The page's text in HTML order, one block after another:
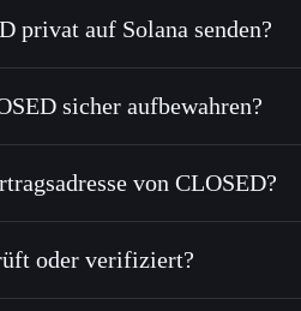
CLOSED gegen SOL, USDC
nutzen – Schritt für Schritt
CLOSED, ohne Wallets
privat auf Solana senden?
Privacy
sicher aufbewahren?
Privacy Aggregator
von CLOSED?
CLOSED
oder verifiziert?
derzeit nicht